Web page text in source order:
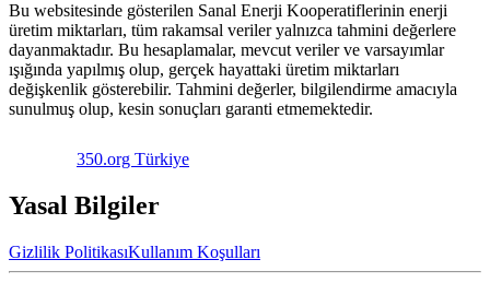
Bu websitesinde gösterilen Sanal Enerji Kooperatiflerinin enerji
üretim miktarları, tüm rakamsal veriler yalnızca tahmini değerlere
dayanmaktadır. Bu hesaplamalar, mevcut veriler ve varsayımlar
ışığında yapılmış olup, gerçek hayattaki üretim miktarları
değişkenlik gösterebilir. Tahmini değerler, bilgilendirme amacıyla
sunulmuş olup, kesin sonuçları garanti etmemektedir.
350.org Türkiye
Yasal Bilgiler
Gizlilik PolitikasıKullanım Koşulları